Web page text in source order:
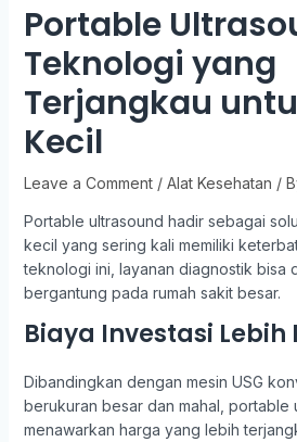
Portable
Teknologi yang
Terjangkau
Kecil
Leave a Comment / Alat Kesehatan /
Portable ultrasound hadir sebagai
kecil yang sering kali memiliki
teknologi ini, layanan diagnostik bisa
bergantung pada rumah sakit besar.
Biaya Investasi Lebih
Dibandingkan dengan mesin USG
berukuran besar dan mahal, portable
menawarkan harga yang lebih